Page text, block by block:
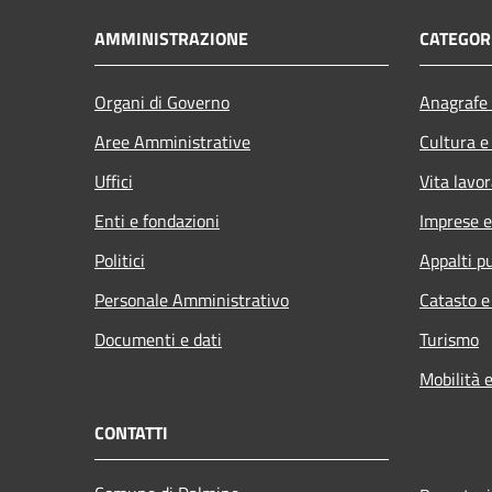
AMMINISTRAZIONE
Organi di Governo
Aree Amministrative
Uffici
Enti e fondazioni
Politici
Personale Amministrativo
Documenti e dati
Cultura
Vita
Imprese
Appalti
Catasto
Turismo
Mobilità
CONTATTI